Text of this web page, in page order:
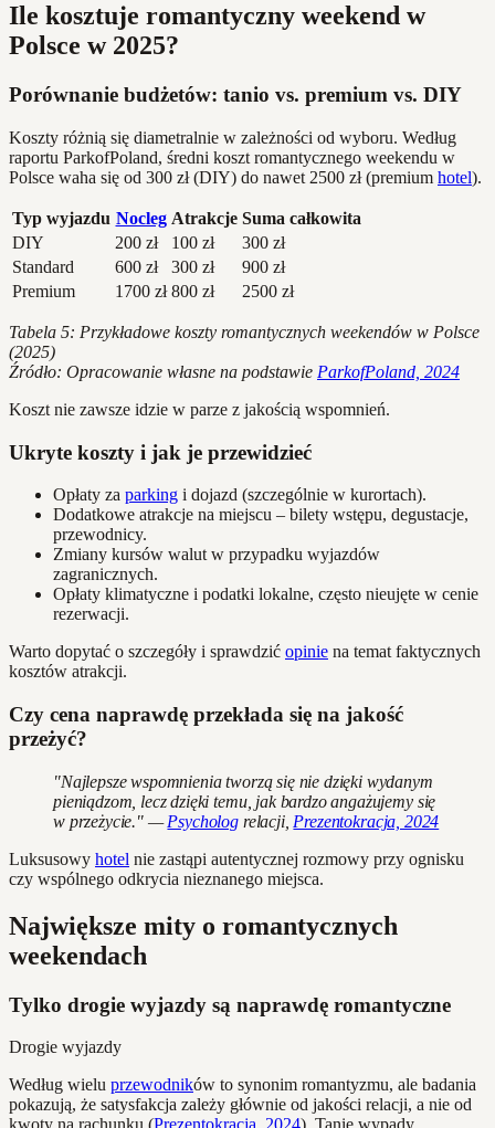
Ile kosztuje romantyczny weekend w
Polsce w 2025?
Porównanie budżetów: tanio vs. premium vs. DIY
Koszty różnią się diametralnie w zależności od wyboru. Według
raportu ParkofPoland, średni koszt romantycznego weekendu w
Polsce waha się od 300 zł (DIY) do nawet 2500 zł (premium hotel).
Typ wyjazdu Nocleg Atrakcje Suma całkowita
DIY
200 zł 100 zł
300 zł
Standard
600 zł 300 zł
900 zł
Premium
1700 zł 800 zł 2500 zł
Tabela 5: Przykładowe koszty romantycznych weekendów w Polsce
(2025)
Źródło: Opracowanie własne na podstawie ParkofPoland, 2024
Koszt nie zawsze idzie w parze z jakością wspomnień.
Ukryte koszty i jak je przewidzieć
Opłaty za parking i dojazd (szczególnie w kurortach).
Dodatkowe atrakcje na miejscu – bilety wstępu, degustacje,
przewodnicy.
Zmiany kursów walut w przypadku wyjazdów
zagranicznych.
Opłaty klimatyczne i podatki lokalne, często nieujęte w cenie
rezerwacji.
Warto dopytać o szczegóły i sprawdzić opinie na temat faktycznych
kosztów atrakcji.
Czy cena naprawdę przekłada się na jakość
przeżyć?
"Najlepsze wspomnienia tworzą się nie dzięki wydanym
pieniądzom, lecz dzięki temu, jak bardzo angażujemy się
w przeżycie." —Psycholog relacji, Prezentokracja, 2024
Luksusowy hotel nie zastąpi autentycznej rozmowy przy ognisku
czy wspólnego odkrycia nieznanego miejsca.
Największe mity o romantycznych
weekendach
Tylko drogie wyjazdy są naprawdę romantyczne
Drogie wyjazdy
Według wielu przewodników to synonim romantyzmu, ale badania
pokazują, że satysfakcja zależy głównie od jakości relacji, a nie od